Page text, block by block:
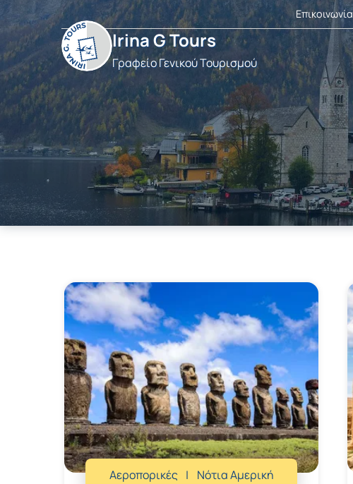
Επικοινωνία
Irina G Tours
Γραφείο Γενικού Τουρισμού
Αεροπορικές Νότια Αμερική